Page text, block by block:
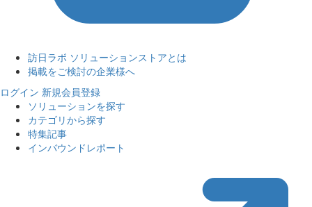
訪日ラボ ソリューションストアとは
掲載をご検討の企業様へ
ログイン 新規会員登録
ソリューションを探す
カテゴリから探す
特集記事
インバウンドレポート